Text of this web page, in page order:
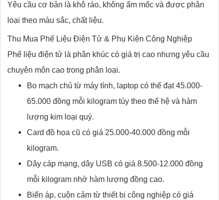
Yêu cầu cơ bản là khô ráo, không ẩm mốc và được phân
loại theo màu sắc, chất liệu.
Thu Mua Phế Liệu Điện Tử & Phụ Kiện Công Nghiệp
Phế liệu điện tử là phân khúc có giá trị cao nhưng yêu cầu
chuyên môn cao trong phân loại.
Bo mạch chủ từ máy tính, laptop có thể đạt 45.000-
65.000 đồng mỗi kilogram tùy theo thế hệ và hàm
lượng kim loại quý.
Card đồ họa cũ có giá 25.000-40.000 đồng mỗi
kilogram.
Dây cáp mạng, dây USB có giá 8.500-12.000 đồng
mỗi kilogram nhờ hàm lượng đồng cao.
Biến áp, cuộn cảm từ thiết bị công nghiệp có giá